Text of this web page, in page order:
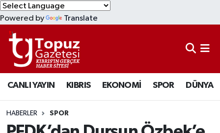
Powered by Translate
CANLI YAYIN KIBRIS EKONOMİ SPOR DÜNYA
HABERLER SPOR
KIBRIS
DÜNYA
EKONOMİ
MAGAZİN
Lefkoşa Nöbetçi Eczaneler
Lefkoşa Hava Durumu
Lefkoşa Trafik Yoğunluk Haritası
Süper Lig Puan Durumu ve Fikstür